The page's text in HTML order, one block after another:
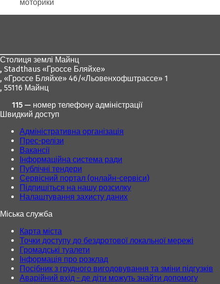
моторики
Столиця землі Майнц
, Stadthaus «Гроссе Бляйхе»
, «Гроссе Бляйхе» 46/«Льовенхофштрассе» 1
, 55116 Майнц
115 — номер телефону адміністрації
Швидкий доступ
Адміністративна організація
Прес-релізи
Вакансії
Інформаційна система ради
Публічні тендери
Сервісний портал (онлайн-сервіси)
Підпишіться на нашу розсилку
Налаштування захисту даних
Міська служба
Карта міста
Точки доступу до бездротової локальної мережі
Громадські туалети
Інформація про розклад
Посібник з грудного вигодовування та зміни підгузків
Аварійний вхід - де діти можуть знайти допомогу